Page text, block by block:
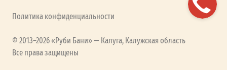
Политика конфиденциальности
© 2013–2026 «Руби Бани» — Калуга, Калужская область
Все права защищены